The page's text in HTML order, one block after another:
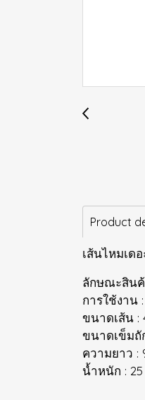
Product
เส้นไหมเด
ลักษณะสินค้
การใช้งาน
ขนาดเส้น :
ขนาดเข็มถั
ความยาว :
น้ำหนัก :